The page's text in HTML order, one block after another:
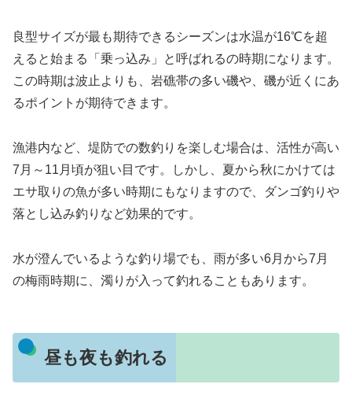
良型サイズが最も期待できるシーズンは水温が16℃を超
えると始まる「乗っ込み」と呼ばれるの時期になります。
この時期は波止よりも、岩礁帯の多い磯や、磯が近くにあ
るポイントが期待できます。
漁港内など、堤防での数釣りを楽しむ場合は、活性が高い
7月～11月頃が狙い目です。しかし、夏から秋にかけては
エサ取りの魚が多い時期にもなりますので、ダンゴ釣りや
落とし込み釣りなど効果的です。
水が澄んでいるような釣り場でも、雨が多い6月から7月
の梅雨時期に、濁りが入って釣れることもあります。
昼も夜も釣れる